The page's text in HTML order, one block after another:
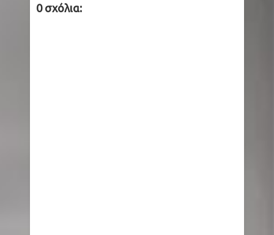
ρωσική πυραυλική επίθεση
0 σχόλια: